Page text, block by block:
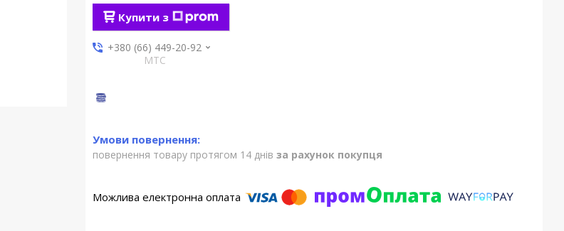
Купити з
+380 (66) 449-20-92
МТС
повернення товару протягом 14 днів за рахунок покупця